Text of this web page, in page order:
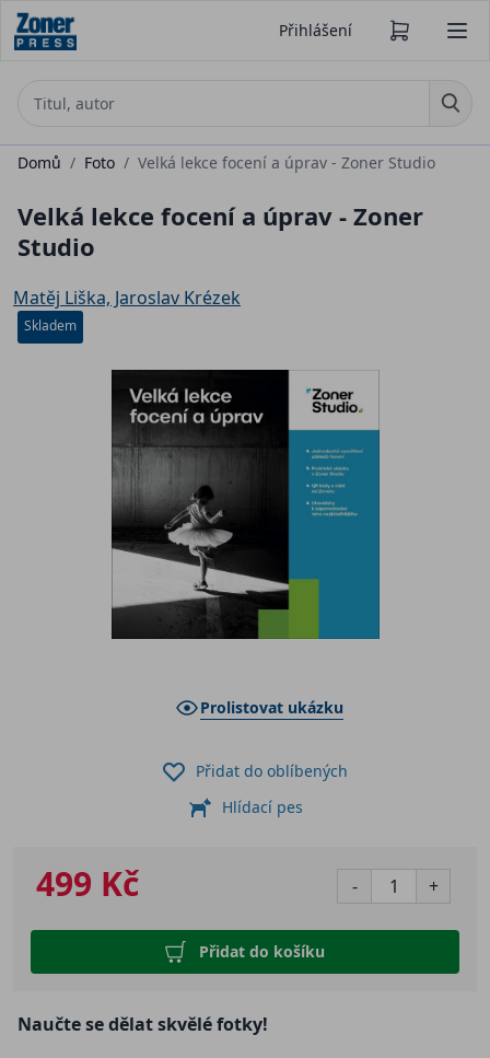
Přihlášení
Domů / Foto / Velká lekce focení a úprav - Zoner Studio
Velká lekce focení a úprav - Zoner
Studio
Matěj Liška, Jaroslav Krézek
Skladem
Prolistovat ukázku
499 Kč - +
Přidat do košíku
Přidat do oblíbených
Hlídací pes
Naučte se dělat skvělé fotky!